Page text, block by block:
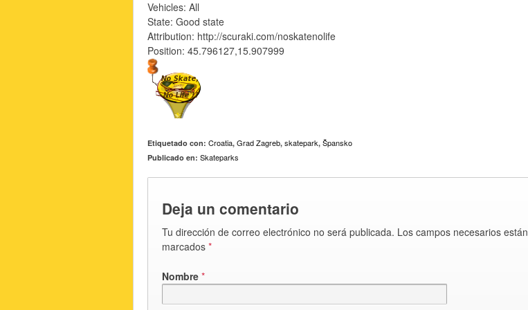
Vehicles: All
State: Good state
Attribution: http://scuraki.com/noskatenolife
Position: 45.796127,15.907999
Etiquetado con: Croatia, Grad Zagreb, skatepark, Špansko
Publicado en: Skateparks
Deja un comentario
Tu dirección de correo electrónico no será publicada. Los campos necesarios están
marcados *
Nombre *